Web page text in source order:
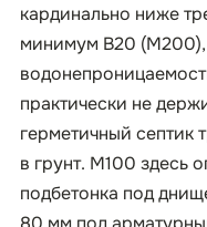
кардинально ниже
минимум B20
практически не
герметичный септик
в грунт. М100 здесь
подбетонка под